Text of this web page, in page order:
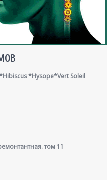
*Hysope*Vert Soleil
том 11